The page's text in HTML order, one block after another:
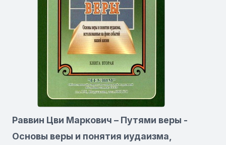
Раввин Цви Маркович – Путями веры -
Основы веры и понятия иудаизма,